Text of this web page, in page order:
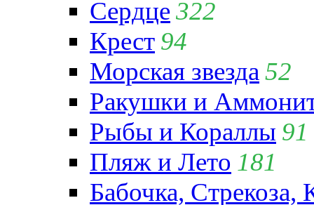
Сердце322
Крест 94
Морская звезда 52
Ракушки и
Рыбы и Кораллы 91
Пляж и Лето 181
Бабочка,